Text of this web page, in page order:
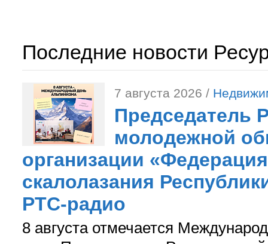
Последние новости
7 августа 2026 /
Председатель
молодежной
организации
скалолазания
РТС-радио
8 августа отмечается